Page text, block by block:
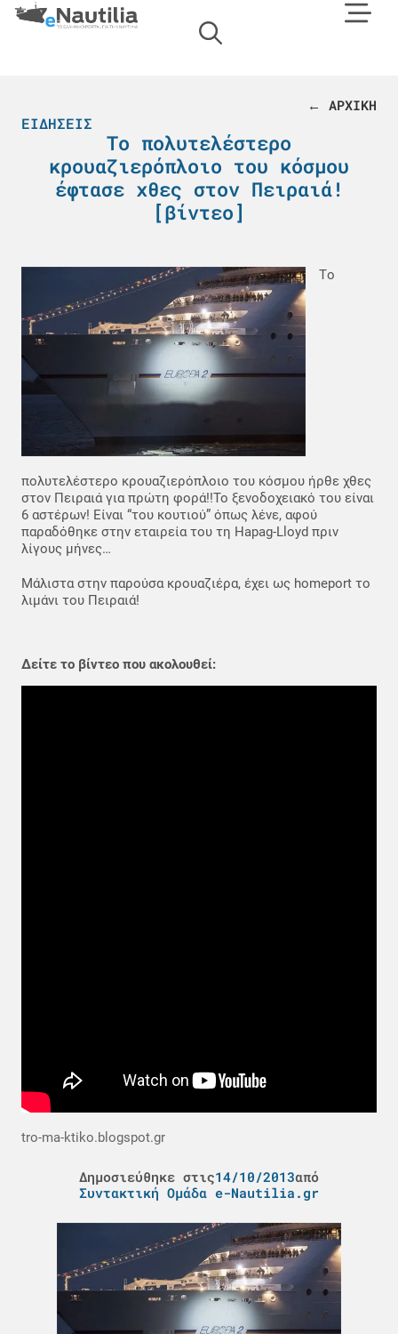
← ΑΡΧΙΚΗ
ΕΙΔΉΣΕΙΣ
Το πολυτελέστερο
κρουαζιερόπλοιο του κόσμου
έφτασε χθες στον Πειραιά!
[βίντεο]
Tο
πολυτελέστερο κρουαζιερόπλοιο του κόσμου ήρθε χθες
στον Πειραιά για πρώτη φορά!!Το ξενοδοχειακό του είναι
6 αστέρων! Είναι “του κουτιού” όπως λένε, αφού
παραδόθηκε στην εταιρεία του τη Hapag-Lloyd πριν
λίγους μήνες…
Μάλιστα στην παρούσα κρουαζιέρα, έχει ως homeport το
λιμάνι του Πειραιά!
Δείτε το βίντεο που ακολουθεί:
tro-ma-ktiko.blogspot.gr
Δημοσιεύθηκε στις14/10/2013από
Συντακτική Ομάδα e-Nautilia.gr